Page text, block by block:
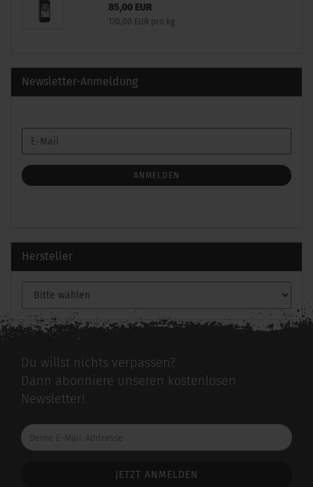
85,00 EUR
170,00 EUR pro kg
Newsletter-Anmeldung
ZUR
ANMELDUNG
E-
Mail
ANMELDEN
Hersteller
Du willst nichts verpassen?
Dann abonniere unseren kostenlosen
Newsletter!
Deine
E-